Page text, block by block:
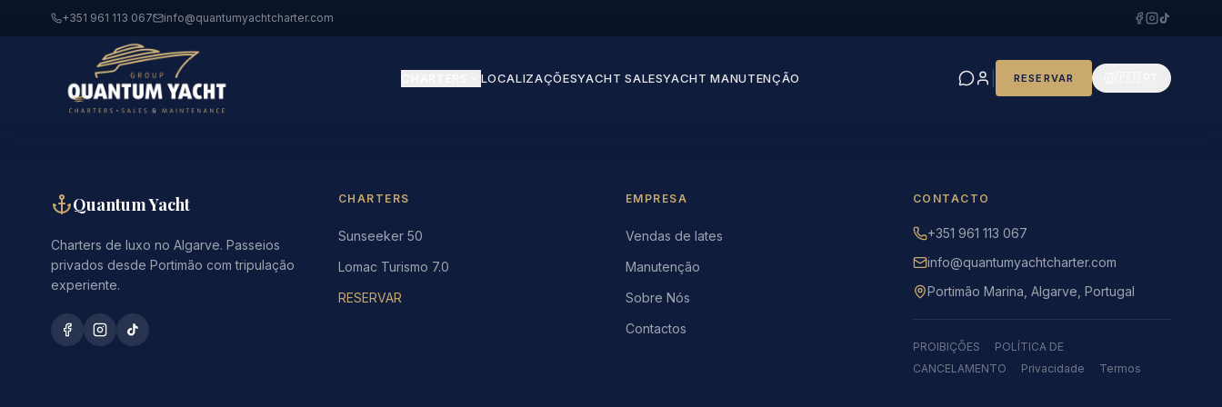
+351 961 113 067 info@quantumyachtcharter.com
LOCALIZAÇÕESYACHT SALESYACHT MANUTENÇÃO RESERVAR
Quantum Yacht
Charters de luxo no Algarve. Passeios
privados desde Portimão com tripulação
experiente.
CHARTERS
Sunseeker 50
Lomac Turismo 7.0
RESERVAR
EMPRESA
Vendas de Iates
Manutenção
Sobre Nós
Contactos
CONTACTO
+351 961 113 067
info@quantumyachtcharter.com
Portimão Marina, Algarve, Portugal
PROIBIÇÕES
POLÍTICA DE
CANCELAMENTO
Privacidade Termos